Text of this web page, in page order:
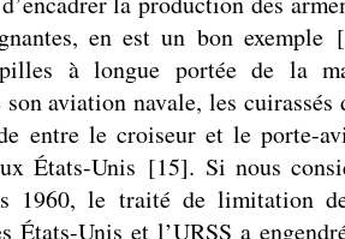
en est un bon exemple[
à longue portée de la
aviation navale, les cuirassés
entre le croiseur et le porte-
États-Unis [15]. Si nous
1960, le traité de limitation
États-Unis et l’URSS a